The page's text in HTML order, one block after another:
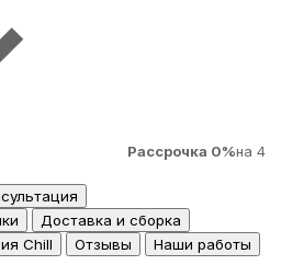
Рассрочка 0%на 4
Доставка и сборка
Chill Отзывы Наши работы